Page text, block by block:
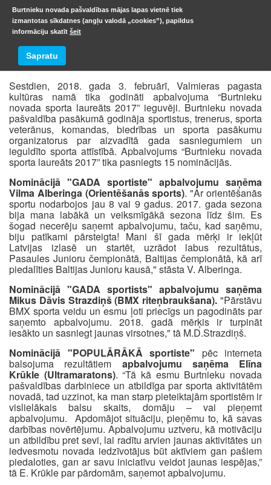
2017
Sestdien, 2018. gada 3. februārī, Valmieras pagasta
kultūras namā tika godināti apbalvojuma “Burtnieku
novada sporta laureāts 2017” ieguvēji. Burtnieku novada
pašvaldība pasākumā godināja sportistus, trenerus, sporta
veterānus, komandas, biedrības un sporta pasākumu
organizatorus par aizvadītā gada sasniegumiem un
ieguldīto sporta attīstībā. Apbalvojums “Burtnieku novada
sporta laureāts 2017” tika pasniegts 15 nominācijās.
Nominācijā "GADA sportiste" apbalvojumu saņēma
Vilma Alberinga (Orientēšanās sports). "Ar orientēšanās
sportu nodarbojos jau 8 vai 9 gadus. 2017. gada sezona
bija mana labākā un veiksmīgākā sezona līdz šim. Es
šogad necerēju saņemt apbalvojumu, taču, kad saņēmu,
biju patīkami pārsteigta! Mani šī gada mērķi ir iekļūt
Latvijas izlasē un startēt, uzrādot labus rezultātus,
Pasaules Junioru čempionātā, Baltijas čempionātā, kā arī
piedalīties Baltijas Junioru kausā," stāsta V. Alberinga.
Nominācijā "GADA sportists" apbalvojumu saņēma
Mikus Dāvis Strazdiņš (BMX riteņbraukšana). "Pārstāvu
BMX sporta veidu un esmu ļoti priecīgs un pagodināts par
saņemto apbalvojumu. 2018. gadā mērķis ir turpināt
iesākto un sasniegt jaunas virsotnes," tā M.D.Strazdiņš.
Nominācijā "POPULĀRĀKĀ sportiste" pēc interneta
balsojuma rezultātiem apbalvojumu saņēma Elīna
Krūkle (Ultramaratons). “Tā kā esmu Burtnieku novada
pašvaldības darbiniece un atbildīga par sporta aktivitātēm
novadā, tad uzzinot, ka man starp pieteiktajām sportistēm ir
vislielākais balsu skaits, domāju – vai pieņemt
apbalvojumu. Apdomājot situāciju, pieņēmu to, kā savas
darbības novērtējumu. Apbalvojumu uztveru, kā motivāciju
un atbildību pret sevi, lai radītu arvien jaunas aktivitātes un
iedvesmotu novada iedzīvotājus būt aktīviem gan pašiem
piedaloties, gan ar savu iniciatīvu veidot jaunas iespējas,”
tā E. Krūkle par pārdomām, saņemot apbalvojumu.
Burtnieku novada pašvaldības mājas lapas vietnē tiek
izmantotas sīkdatnes (angļu valodā „cookies”), papildus
informāciju skatīt šeit
Sapratu